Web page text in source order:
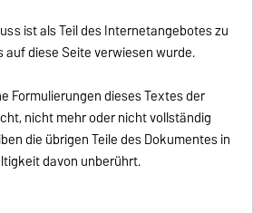
ist als Teil des Internetangebotes zu
diese Seite verwiesen wurde.
Formulierungen dieses Textes der
nicht mehr oder nicht vollständig
die übrigen Teile des Dokumentes in
davon unberührt.